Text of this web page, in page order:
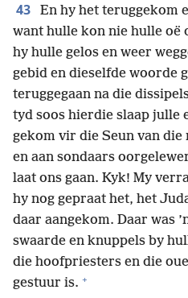
43
En hy het teruggekom
want hulle kon nie hulle oë
hy hulle gelos en weer
gebid en dieselfde woorde
teruggegaan na die
tyd soos hierdie slaap julle
gekom vir die Seun van
en aan sondaars
laat ons gaan. Kyk! My
hy nog gepraat het, het
daar aangekom. Daar was
swaarde en knuppels by
die hoofpriesters en die
gestuur is. +